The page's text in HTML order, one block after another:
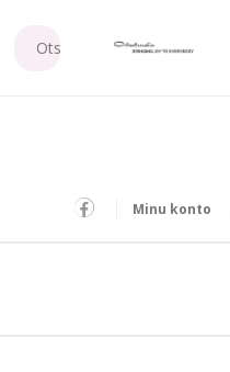
Minu konto